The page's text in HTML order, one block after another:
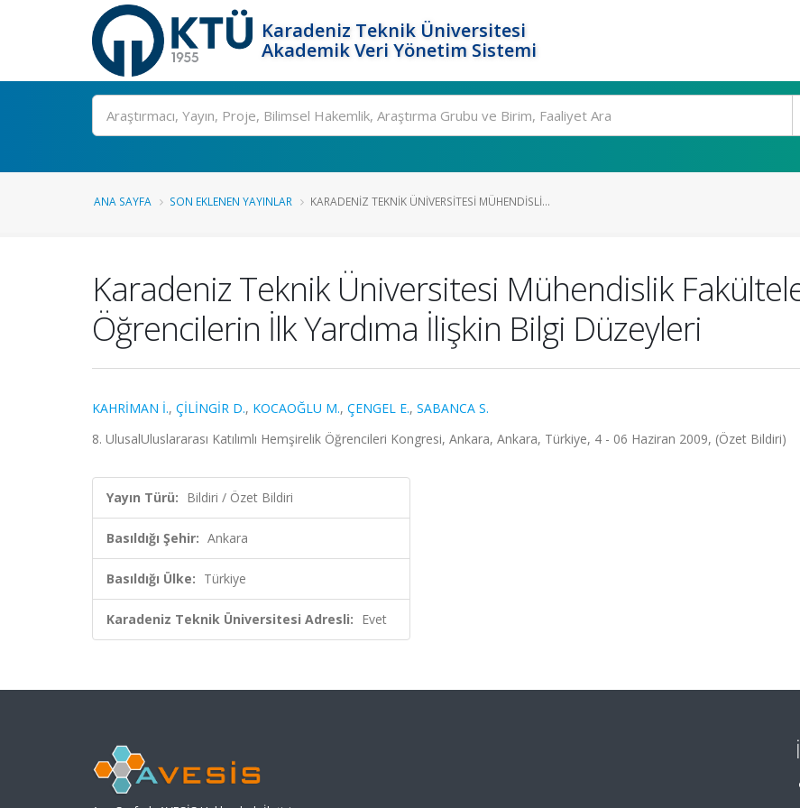
Karadeniz Teknik Üniversitesi
Akademik Veri Yönetim Sistemi
Ara
ANA SAYFA SON EKLENEN YAYINLAR KARADENIZ TEKNIK ÜNIVERSITESI MÜHENDISLI...
Karadeniz Teknik Üniversitesi Mühendislik
Öğrencilerin İlk Yardıma İlişkin Bilgi Düzeyleri
KAHRİMAN İ., ÇİLİNGİR D., KOCAOĞLU M., ÇENGEL E., SABANCA S.
8. UlusalUluslararası Katılımlı Hemşirelik Öğrencileri Kongresi, Ankara, Ankara, Türkiye, 4 - 06 Haziran 2009, (Özet Bildiri)
Yayın Türü: Bildiri / Özet Bildiri
Basıldığı Şehir: Ankara
Basıldığı Ülke: Türkiye
Karadeniz Teknik Üniversitesi Adresli: Evet